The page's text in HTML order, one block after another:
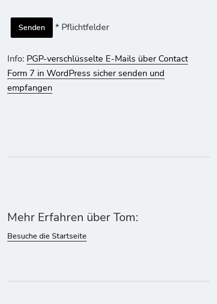
* Pflichtfelder
Info: PGP-verschlüsselte E-Mails über Contact
Form 7 in WordPress sicher senden und
empfangen
Mehr Erfahren über Tom:
Besuche die Startseite